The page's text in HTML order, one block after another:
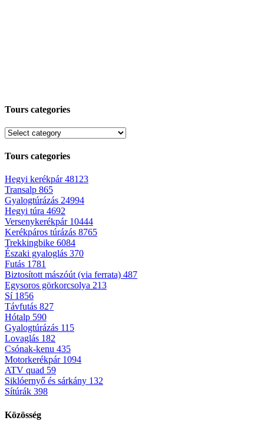
Tours categories
Tours categories
Hegyi kerékpár48123
Transalp 865
Gyalogtúrázás 24994
Hegyi túra 4692
Versenykerékpár 10444
Kerékpáros túrázás 8765
Trekkingbike 6084
Északi gyaloglás 370
Futás 1781
Biztosított mászóút (via ferrata) 487
Egysoros görkorcsolya 213
Sí 1856
Távfutás 827
Hótalp 590
Gyalogtúrázás 115
Lovaglás 182
Csónak-kenu 435
Motorkerékpár 1094
ATV quad 59
Siklóernyő és sárkány 132
Sítúrák 398
Közösség